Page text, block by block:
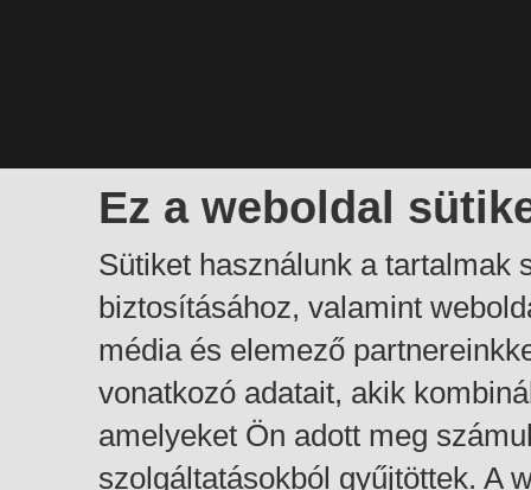
Ez a weboldal
Sütiket használunk a tartalmak
biztosításához, valamint
média és elemező
vonatkozó adatait, akik
amelyeket Ön adott meg
szolgáltatásokból gyűjtöttek. A